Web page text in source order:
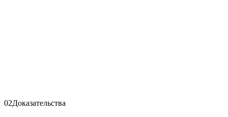
02Доказательства